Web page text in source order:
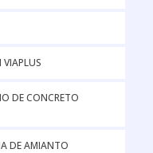
VIAPLUS
DE CONCRETO
DE AMIANTO